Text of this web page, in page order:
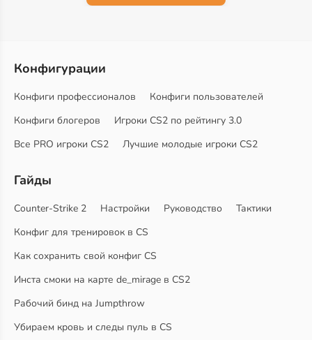
Конфигурации
Конфиги профессионалов
Конфиги пользователей
Конфиги блогеров
Игроки CS2 по рейтингу 3.0
Все PRO игроки CS2
Лучшие молодые игроки CS2
Гайды
Counter-Strike 2 Настройки Руководство
Тактики
Конфиг для тренировок в CS
Как сохранить свой конфиг CS
Инста смоки на карте de_mirage в CS2
Рабочий бинд на Jumpthrow
Убираем кровь и следы пуль в CS